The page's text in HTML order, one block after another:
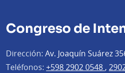
Congreso de
Dirección: Av. Joaquín Suárez
Teléfonos: +598 2902 0548 ,